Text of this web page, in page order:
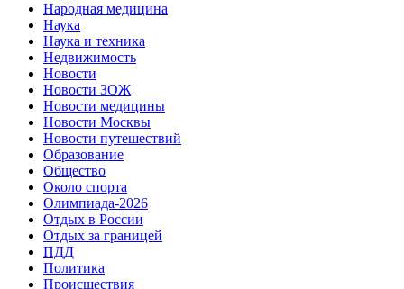
Народная медицина
Наука
Наука и техника
Недвижимость
Новости
Новости ЗОЖ
Новости медицины
Новости Москвы
Новости путешествий
Образование
Общество
Около спорта
Олимпиада-2026
Отдых в России
Отдых за границей
ПДД
Политика
Происшествия